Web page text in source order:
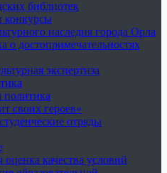
библиотек
конкурсы
наследия города Орла
о достопримечательностях
экспертиза
своих героев»
отряды
оценка качества условий